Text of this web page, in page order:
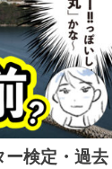
ー検定・過去